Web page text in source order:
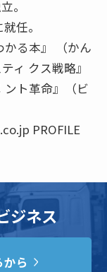
。
任。
る本』 （かん
ィ クス戦略』
ント革命』（ビ
PROFILE
ジネス
ら